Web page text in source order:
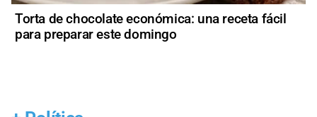
Torta de chocolate económica: una receta fácil
para preparar este domingo